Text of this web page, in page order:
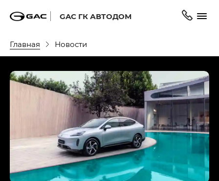
GAC ГК АВТОДОМ
Главная Новости